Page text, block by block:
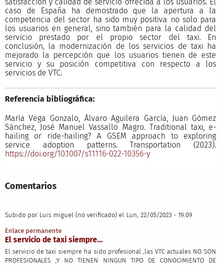
caso de España ha demostrado que la apertura a la
competencia del sector ha sido muy positiva no solo para
los usuarios en general, sino también para la calidad del
servicio prestado por el propio sector del taxi. En
conclusión, la modernización de los servicios de taxi ha
mejorado la percepción que los usuarios tienen de este
servicio y su posición competitiva con respecto a los
servicios de VTC.
Referencia bibliográfica:
María Vega Gonzalo, Álvaro Aguilera García, Juan Gómez
Sánchez, José Manuel Vassallo Magro. Traditional taxi, e-
hailing or ride-hailing? A GSEM approach to exploring
service adoption patterns. Transportation (2023).
https://doi.org/10.1007/s11116-022-10356-y
Comentarios
Subido por Luis miguel (no verificado) el Lun, 22/05/2023 - 19:09
Enlace permanente
El servicio de taxi siempre…
El servicio de taxi siempre ha sido profesional ,las VTC actuales NO SON
PROFESIONALES ,Y NO TIENEN NINGUN TIPO DE CONOCIMIENTO DE